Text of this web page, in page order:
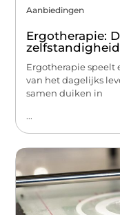
Aanbiedingen
Ergotherapie:
Ergotherapie speelt
van het dagelijks
samen duiken in
...